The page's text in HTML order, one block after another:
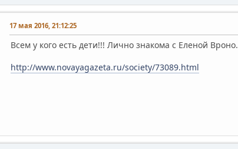
17 мая 2016, 21:12:25
Всем у кого есть дети!!! Лично знакома с Еленой Вроно.
http://www.novayagazeta.ru/society/73089.html